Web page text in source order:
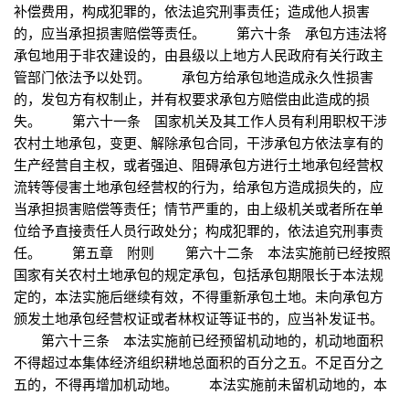
补偿费用，构成犯罪的，依法追究刑事责任；造成他人损害
的，应当承担损害赔偿等责任。 第六十条 承包方违法将
承包地用于非农建设的，由县级以上地方人民政府有关行政主
管部门依法予以处罚。 承包方给承包地造成永久性损害
的，发包方有权制止，并有权要求承包方赔偿由此造成的损
失。 第六十一条 国家机关及其工作人员有利用职权干涉
农村土地承包，变更、解除承包合同，干涉承包方依法享有的
生产经营自主权，或者强迫、阻碍承包方进行土地承包经营权
流转等侵害土地承包经营权的行为，给承包方造成损失的，应
当承担损害赔偿等责任；情节严重的，由上级机关或者所在单
位给予直接责任人员行政处分；构成犯罪的，依法追究刑事责
任。 第五章 附则 第六十二条 本法实施前已经按照
国家有关农村土地承包的规定承包，包括承包期限长于本法规
定的，本法实施后继续有效，不得重新承包土地。未向承包方
颁发土地承包经营权证或者林权证等证书的，应当补发证书。
第六十三条 本法实施前已经预留机动地的，机动地面积
不得超过本集体经济组织耕地总面积的百分之五。不足百分之
五的，不得再增加机动地。 本法实施前未留机动地的，本